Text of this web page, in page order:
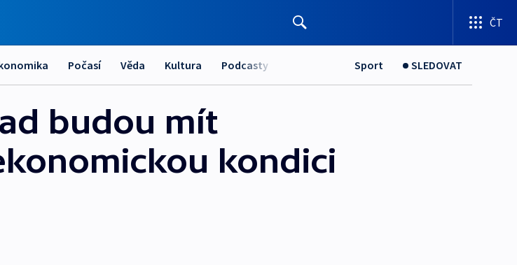
ČT
Počasí Věda Kultura Podcasty Sport SLEDOVAT
budou mít
kondici